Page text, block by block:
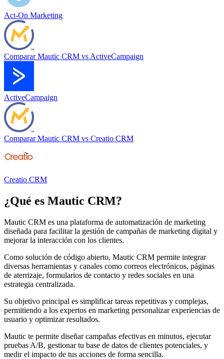
Act-On Marketing
Comparar Mautic CRM vs ActiveCampaign
ActiveCampaign
Comparar Mautic CRM vs Creatio CRM
Creatio CRM
¿Qué es Mautic CRM?
Mautic CRM es una plataforma de automatización de marketing
diseñada para facilitar la gestión de campañas de marketing digital y
mejorar la interacción con los clientes.
Como solución de código abierto, Mautic CRM permite integrar
diversas herramientas y canales como correos electrónicos, páginas
de aterrizaje, formularios de contacto y redes sociales en una
estrategia centralizada.
Su objetivo principal es simplificar tareas repetitivas y complejas,
permitiendo a los expertos en marketing personalizar experiencias de
usuario y optimizar resultados.
Mautic te permite diseñar campañas efectivas en minutos, ejecutar
pruebas A/B, gestionar tu base de datos de clientes potenciales, y
medir el impacto de tus acciones de forma sencilla.